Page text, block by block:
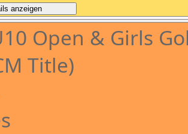
Open & Girls
Title)